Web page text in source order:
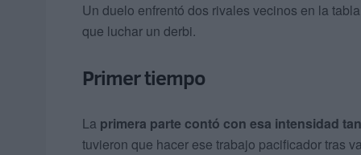
Un duelo enfrentó dos rivales vecinos en la
que luchar un derbi.
Primer tiempo
La primera parte contó con esa intensidad
tuvieron que hacer ese trabajo pacificador tras